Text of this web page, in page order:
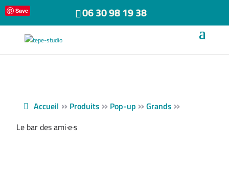
06 30 98 19 38
Save
Accueil » Produits » Pop-up » Grands »
Le bar des ami·e·s